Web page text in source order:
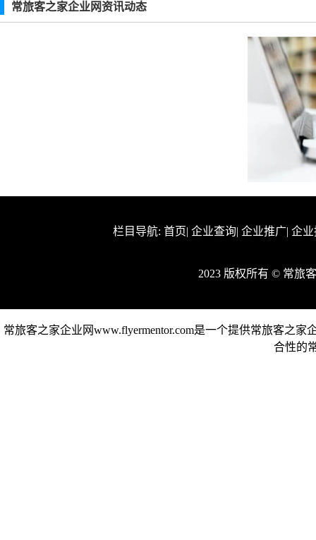
常旅客之家企业网资讯动态
栏目导航: 首页| 企业查询| 企业推广| 企
2023 版权所有 © 常旅
常旅客之家企业网www.flyermentor.com是一个提供常旅客之
合性的